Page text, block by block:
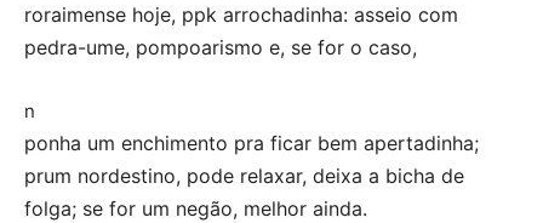
roraimense hoje, ppk arrochadinha: asseio com
pedra-ume, pompoarismo e, se for o caso,
n
ponha um enchimento pra ficar bem apertadinha;
prum nordestino, pode relaxar, deixa a bicha de
folga; se for um negão, melhor ainda.